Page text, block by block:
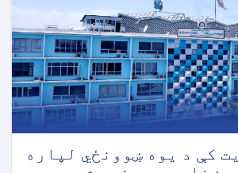
کې د یوه ښوونځي لپاره